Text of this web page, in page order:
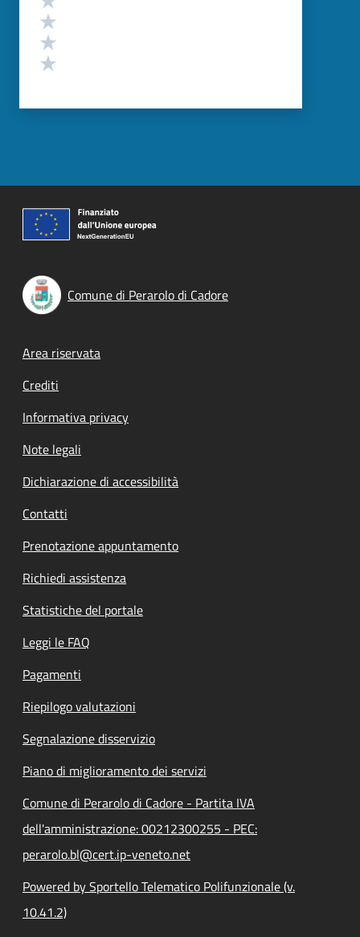
Comune di Perarolo di Cadore
Footer menu
Area riservata
Crediti
Informativa privacy
Note legali
Dichiarazione di accessibilità
Contatti
Prenotazione appuntamento
Richiedi assistenza
Statistiche del portale
Leggi le FAQ
Pagamenti
Riepilogo valutazioni
Segnalazione disservizio
Piano di miglioramento dei servizi
Comune di Perarolo di Cadore - Partita IVA
dell'amministrazione: 00212300255 - PEC:
perarolo.bl@cert.ip-veneto.net
Powered by Sportello Telematico Polifunzionale (v.
10.41.2)